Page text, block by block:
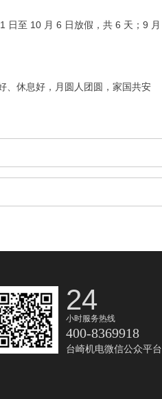
日至 10 月 6 日放假，共 6 天；9 月
、休息好，月圆人团圆，家国共安
24
小时服务热线
400-8369918
台崎机电微信公众平台